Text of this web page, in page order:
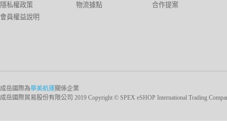
隱私權政策
會員權益說明
物流據點
合作提案
成岳國際為華美航運關係企業
成岳國際貿易股份有限公司 2019 Copyright © SPEX eSHOP International Trading